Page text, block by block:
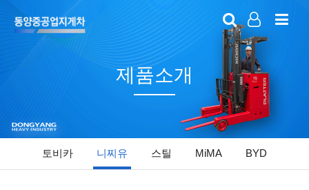
LOG IN
SIGN UP
제품소개
토비카 니찌유 스틸 MiMA BYD